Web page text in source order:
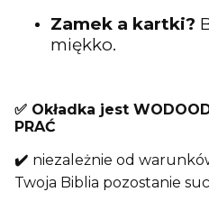
Zamek a kartki?
miękko.
✅ Okładka jest
PRAĆ
✔️ niezależnie od
Twoja Biblia pozostanie